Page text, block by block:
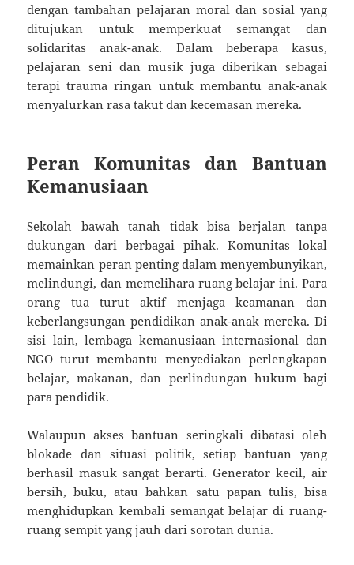
dengan tambahan pelajaran moral dan sosial yang
ditujukan untuk memperkuat semangat dan
solidaritas anak-anak. Dalam beberapa kasus,
pelajaran seni dan musik juga diberikan sebagai
terapi trauma ringan untuk membantu anak-anak
menyalurkan rasa takut dan kecemasan mereka.
Peran Komunitas dan Bantuan
Kemanusiaan
Sekolah bawah tanah tidak bisa berjalan tanpa
dukungan dari berbagai pihak. Komunitas lokal
memainkan peran penting dalam menyembunyikan,
melindungi, dan memelihara ruang belajar ini. Para
orang tua turut aktif menjaga keamanan dan
keberlangsungan pendidikan anak-anak mereka. Di
sisi lain, lembaga kemanusiaan internasional dan
NGO turut membantu menyediakan perlengkapan
belajar, makanan, dan perlindungan hukum bagi
para pendidik.
Walaupun akses bantuan seringkali dibatasi oleh
blokade dan situasi politik, setiap bantuan yang
berhasil masuk sangat berarti. Generator kecil, air
bersih, buku, atau bahkan satu papan tulis, bisa
menghidupkan kembali semangat belajar di ruang-
ruang sempit yang jauh dari sorotan dunia.